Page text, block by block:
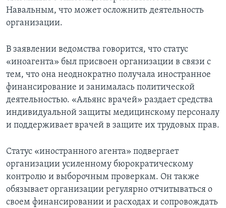
Навальным, что может осложнить деятельность
организации.
В заявлении ведомства говорится, что статус
«иноагента» был присвоен организации в связи с
тем, что она неоднократно получала иностранное
финансирование и занималась политической
деятельностью. «Альянс врачей» раздает средства
индивидуальной защиты медицинскому персоналу
и поддерживает врачей в защите их трудовых прав.
Статус «иностранного агента» подвергает
организации усиленному бюрократическому
контролю и выборочным проверкам. Он также
обязывает организации регулярно отчитываться о
своем финансировании и расходах и сопровождать